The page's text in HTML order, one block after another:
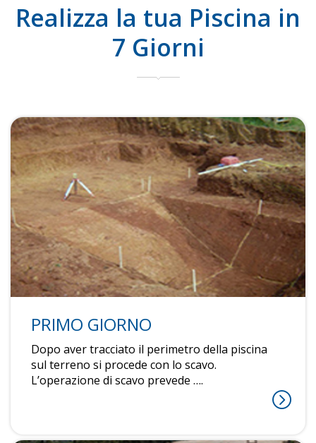
Realizza la tua Piscina in
7 Giorni
PRIMO GIORNO
Dopo aver tracciato il perimetro della piscina
sul terreno si procede con lo scavo.
L’operazione di scavo prevede ….